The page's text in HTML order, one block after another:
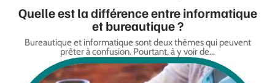
Quelle est la différence entre informatique
et bureautique ?
Bureautique et informatique sont deux thèmes qui peuvent
prêter à confusion. Pourtant, à y voir de…